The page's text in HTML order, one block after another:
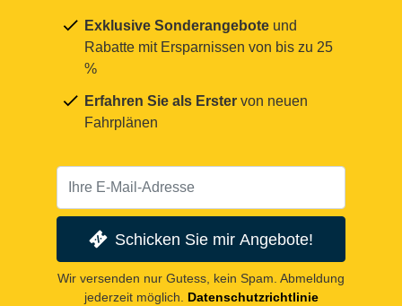
Exklusive Sonderangebote und
Rabatte mit Ersparnissen von bis zu 25
%
Erfahren Sie als Erster von neuen
Fahrplänen
Schicken Sie mir Angebote!
Wir versenden nur Gutess, kein Spam. Abmeldung
jederzeit möglich. Datenschutzrichtlinie